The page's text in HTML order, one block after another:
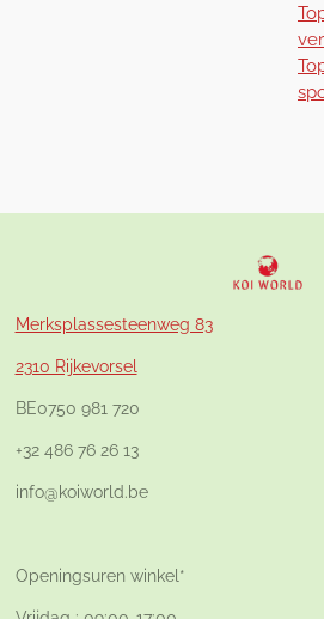
Merksplassesteenweg 83
2310 Rijkevorsel
BE0750 981 720
+32 486 76 26 13
info@koiworld.be
Openingsuren winkel*